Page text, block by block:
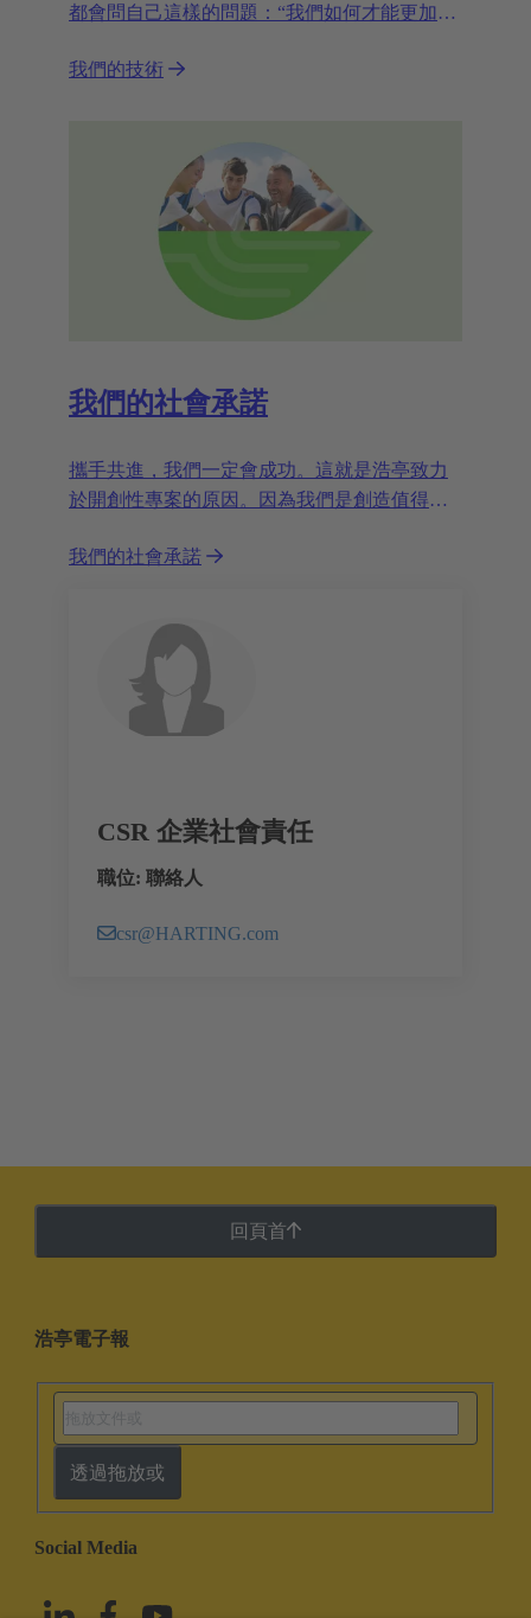
都會問自己這樣的問題：“我們如何才能更加高
約資源，並延長我們產品的生命週期？”
我們的技術
我們的社會承諾
攜手共進，我們一定會成功。這就是浩亭致力
於開創性專案的原因。因為我們是創造值得生
我們的社會承諾
CSR 企業社會責任
職位: 聯絡人
csr@HARTING.com
回頁首
浩亭電子報
透過拖放或
Social Media